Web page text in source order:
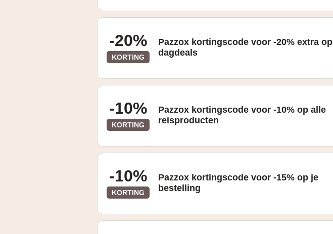
-20%
KORTING
Pazzox kortingscode voor -20% extra op
dagdeals
-10%
KORTING
Pazzox kortingscode voor -10% op alle
reisproducten
-10%
KORTING
Pazzox kortingscode voor -15% op je
bestelling